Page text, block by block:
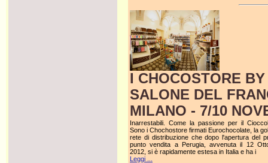
I CHOCOSTORE
SALONE DEL
MILANO - 7/10
Inarrestabili. Come la passione per il
Sono i Chochostore firmati Eurochocolate, la
rete di distribuzione che dopo l'apertura del
punto vendita a Perugia, avvenuta il 12
2012, si è rapidamente estesa in Italia e ha i
Leggi ...